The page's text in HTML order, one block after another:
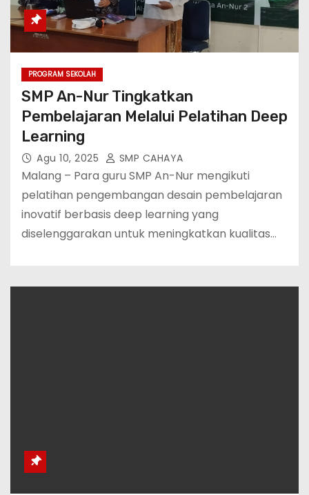
PROGRAM SEKOLAH
SMP An-Nur Tingkatkan
Pembelajaran Melalui Pelatihan Deep
Learning
Agu 10, 2025 SMP CAHAYA
Malang – Para guru SMP An-Nur mengikuti
pelatihan pengembangan desain pembelajaran
inovatif berbasis deep learning yang
diselenggarakan untuk meningkatkan kualitas…